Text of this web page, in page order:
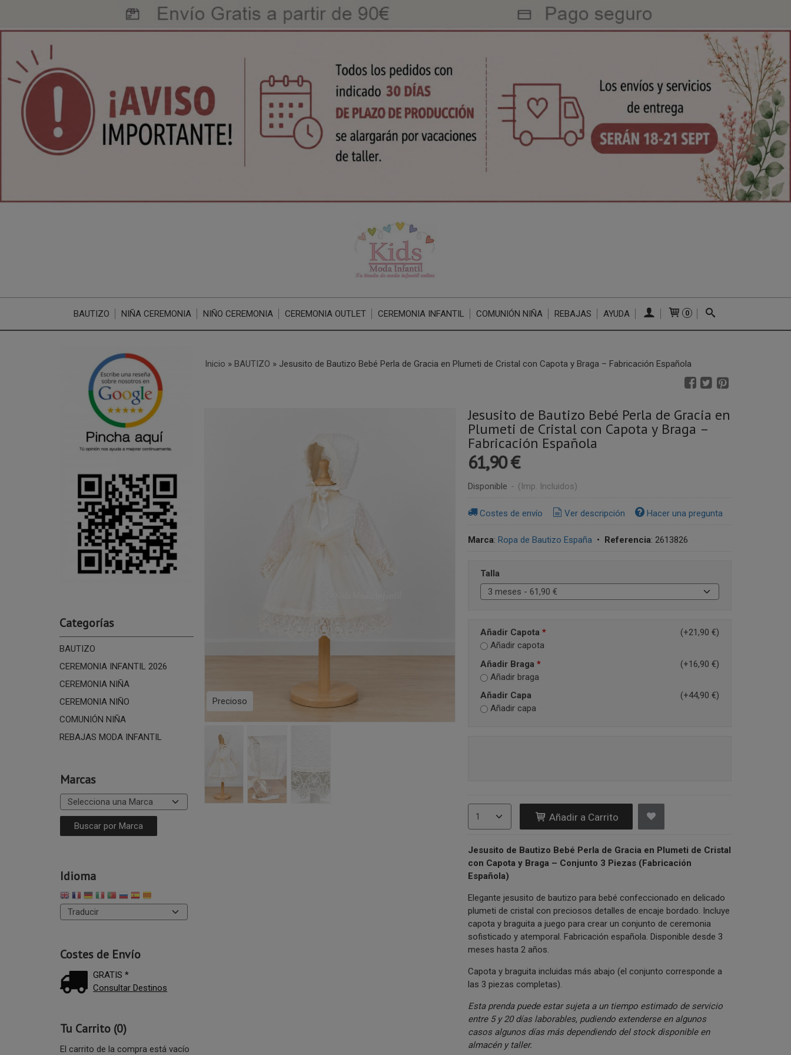
BAUTIZO NIÑA CEREMONIA NIÑO CEREMONIA CEREMONIA OUTLET CEREMONIA INFANTIL COMUNIÓN NIÑA REBAJAS AYUDA 0
Categorías
BAUTIZO
CEREMONIA INFANTIL 2026
CEREMONIA NIÑA
CEREMONIA NIÑO
COMUNIÓN NIÑA
REBAJAS MODA INFANTIL
Marcas
Idioma
Costes de Envío
GRATIS *
Consultar Destinos
Tu Carrito (0)
El carrito de la compra está vacío
Inicio » BAUTIZO » Jesusito de Bautizo Bebé Perla de Gracia en Plumeti de Cristal con Capota y Braga – Fabricación Española
Precioso
Jesusito de Bautizo Bebé Perla de Gracia en
Plumeti de Cristal con Capota y Braga –
Fabricación Española
61,90 €
Disponible - (Imp. Incluidos)
Costes de envío Ver descripción Hacer una pregunta
Marca: Ropa de Bautizo España • Referencia: 2613826
Talla
Añadir Capota *
(+21,90 €)
Añadir capota
Añadir Braga *
(+16,90 €)
Añadir braga
Añadir Capa
(+44,90 €)
Añadir capa
Añadir a Carrito
Jesusito de Bautizo Bebé Perla de Gracia en Plumeti de Cristal
con Capota y Braga – Conjunto 3 Piezas (Fabricación
Española)
Elegante jesusito de bautizo para bebé confeccionado en delicado
plumeti de cristal con preciosos detalles de encaje bordado. Incluye
capota y braguita a juego para crear un conjunto de ceremonia
sofisticado y atemporal. Fabricación española. Disponible desde 3
meses hasta 2 años.
Capota y braguita incluidas más abajo (el conjunto corresponde a
las 3 piezas completas).
Esta prenda puede estar sujeta a un tiempo estimado de servicio
entre 5 y 20 días laborables, pudiendo extenderse en algunos
casos algunos días más dependiendo del stock disponible en
almacén y taller.